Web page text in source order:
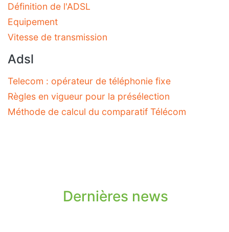
Définition de l'ADSL
Equipement
Vitesse de transmission
Adsl
Telecom : opérateur de téléphonie fixe
Règles en vigueur pour la présélection
Méthode de calcul du comparatif Télécom
Dernières news